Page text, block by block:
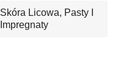
Skóra Licowa, Pasty I
Impregnaty